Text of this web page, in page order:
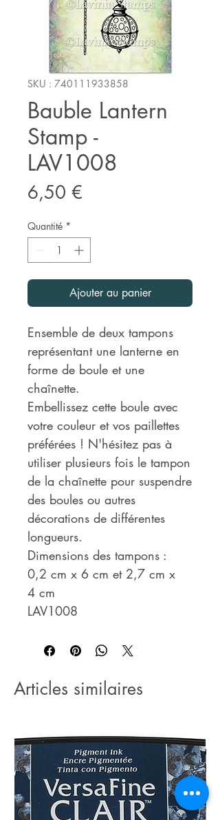
SKU : 740111933858
Bauble Lantern
Stamp -
LAV1008
6,50 €
Quantité *
Ajouter au panier
Ensemble de deux tampons
représentant une lanterne en
forme de boule et une
chaînette.
Embellissez cette boule avec
votre couleur et vos paillettes
préférées ! N'hésitez pas à
utiliser plusieurs fois le tampon
de la chaînette pour suspendre
des boules ou autres
décorations de différentes
longueurs.
Dimensions des tampons :
0,2 cm x 6 cm et 2,7 cm x
4 cm
LAV1008
Articles similaires